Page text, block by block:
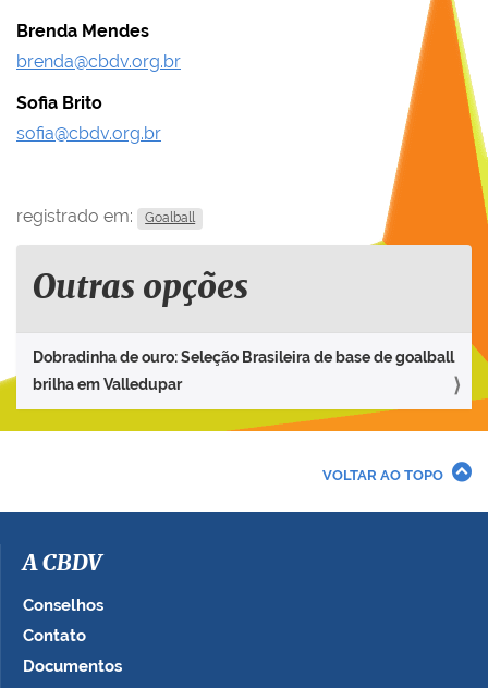
Brenda Mendes
brenda@cbdv.org.br
Sofia Brito
sofia@cbdv.org.br
registrado em: Goalball
Outras opções
Dobradinha de ouro: Seleção Brasileira de base de goalball
brilha em Valledupar
VOLTAR AO TOPO
A CBDV
Conselhos
Contato
Documentos